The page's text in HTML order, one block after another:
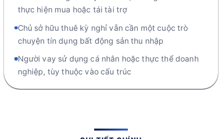
thực hiện mua hoặc tái tài trợ
Chủ sở hữu thuê kỳ nghỉ vẫn cần một cuộc trò
chuyện tín dụng bất động sản thu nhập
Người vay sử dụng cá nhân hoặc thực thể doanh
nghiệp, tùy thuộc vào cấu trúc